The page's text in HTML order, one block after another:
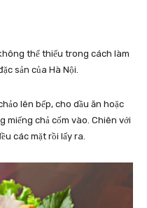
thể thiếu trong cách làm
sản của Hà Nội.
lên bếp, cho dầu ăn hoặc
miếng chả cốm vào. Chiên với
các mặt rồi lấy ra.